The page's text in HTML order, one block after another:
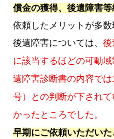
償金の獲得、後遺障害
依頼したメリットが多
後遺障害については、後
に該当するほどの可動
遺障害診断書の内容で
号）との判断が下され
かったところでした。
早期にご依頼いただい